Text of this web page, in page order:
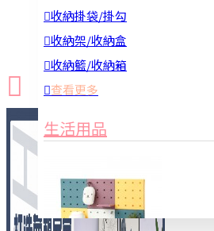
收納掛袋/掛勾
收納架/收納盒
收納籃/收納箱
查看更多
生活用品
新品上市